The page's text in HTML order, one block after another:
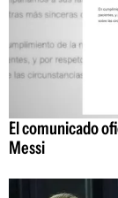
El comunicado
Messi